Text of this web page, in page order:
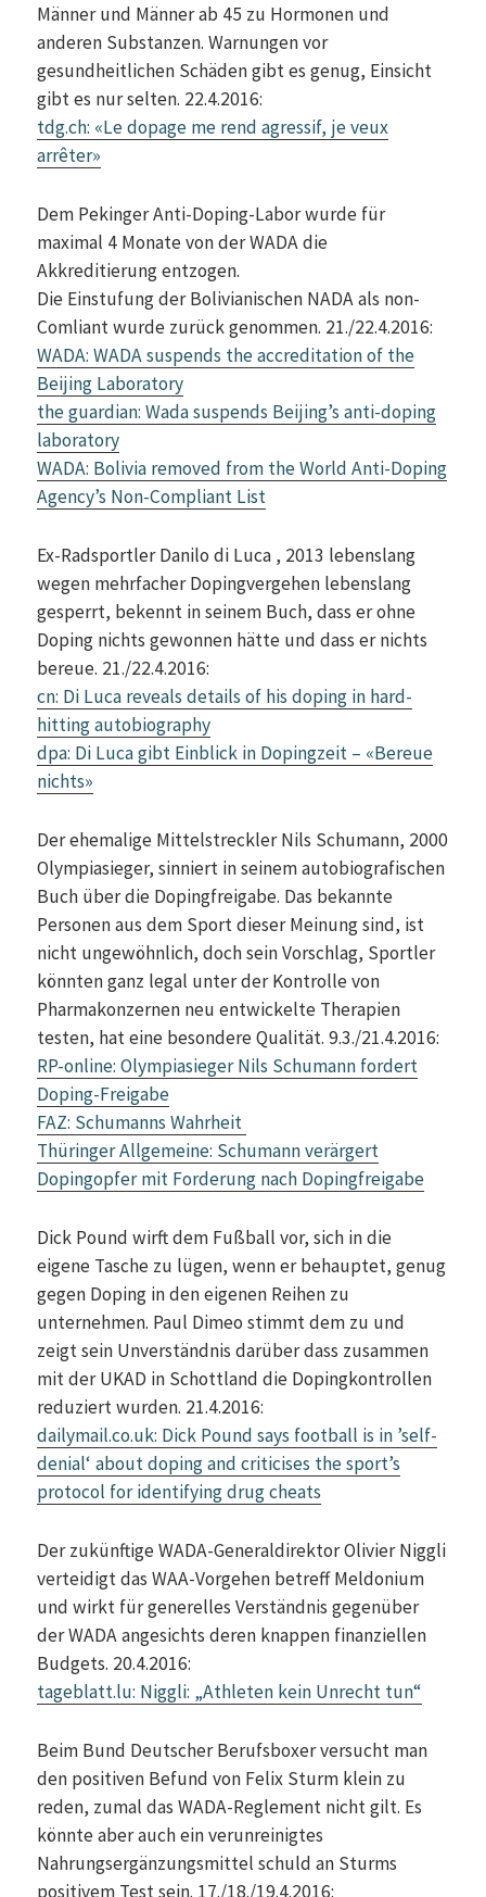
Männer und Männer ab 45 zu Hormonen und
anderen Substanzen. Warnungen vor
gesundheitlichen Schäden gibt es genug, Einsicht
gibt es nur selten. 22.4.2016:
tdg.ch: «Le dopage me rend agressif, je veux
arrêter»
Dem Pekinger Anti-Doping-Labor wurde für
maximal 4 Monate von der WADA die
Akkreditierung entzogen.
Die Einstufung der Bolivianischen NADA als non-
Comliant wurde zurück genommen. 21./22.4.2016:
WADA: WADA suspends the accreditation of the
Beijing Laboratory
the guardian: Wada suspends Beijing’s anti-doping
laboratory
WADA: Bolivia removed from the World Anti-Doping
Agency’s Non-Compliant List
Ex-Radsportler Danilo di Luca , 2013 lebenslang
wegen mehrfacher Dopingvergehen lebenslang
gesperrt, bekennt in seinem Buch, dass er ohne
Doping nichts gewonnen hätte und dass er nichts
bereue. 21./22.4.2016:
cn: Di Luca reveals details of his doping in hard-
hitting autobiography
dpa: Di Luca gibt Einblick in Dopingzeit – «Bereue
nichts»
Der ehemalige Mittelstreckler Nils Schumann, 2000
Olympiasieger, sinniert in seinem autobiografischen
Buch über die Dopingfreigabe. Das bekannte
Personen aus dem Sport dieser Meinung sind, ist
nicht ungewöhnlich, doch sein Vorschlag, Sportler
könnten ganz legal unter der Kontrolle von
Pharmakonzernen neu entwickelte Therapien
testen, hat eine besondere Qualität. 9.3./21.4.2016:
RP-online: Olympiasieger Nils Schumann fordert
Doping-Freigabe
FAZ: Schumanns Wahrheit
Thüringer Allgemeine: Schumann verärgert
Dopingopfer mit Forderung nach Dopingfreigabe
Dick Pound wirft dem Fußball vor, sich in die
eigene Tasche zu lügen, wenn er behauptet, genug
gegen Doping in den eigenen Reihen zu
unternehmen. Paul Dimeo stimmt dem zu und
zeigt sein Unverständnis darüber dass zusammen
mit der UKAD in Schottland die Dopingkontrollen
reduziert wurden. 21.4.2016:
dailymail.co.uk: Dick Pound says football is in ’self-
denial‘ about doping and criticises the sport’s
protocol for identifying drug cheats
Der zukünftige WADA-Generaldirektor Olivier Niggli
verteidigt das WAA-Vorgehen betreff Meldonium
und wirkt für generelles Verständnis gegenüber
der WADA angesichts deren knappen finanziellen
Budgets. 20.4.2016:
tageblatt.lu: Niggli: „Athleten kein Unrecht tun“
Beim Bund Deutscher Berufsboxer versucht man
den positiven Befund von Felix Sturm klein zu
reden, zumal das WADA-Reglement nicht gilt. Es
könnte aber auch ein verunreinigtes
Nahrungsergänzungsmittel schuld an Sturms
positivem Test sein. 17./18./19.4.2016: